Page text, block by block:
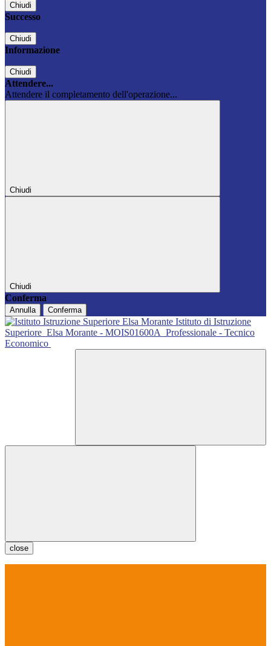
Chiudi
Successo
Chiudi
Informazione
Chiudi
Attendere...
Attendere il completamento dell'operazione...
Chiudi
Chiudi
Conferma
Annulla Conferma
Istituto di Istruzione
Superiore Elsa Morante - MOIS01600A Professionale - Tecnico
Economico
close